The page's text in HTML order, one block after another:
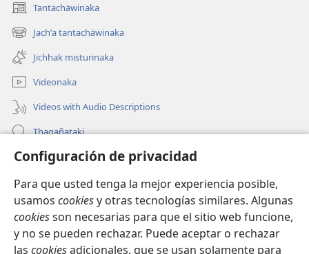
Configuración de privacidad
Para que usted tenga la mejor experiencia posible,
usamos cookiesy otras tecnologías similares. Algunas
cookiesson necesarias para que el sitio web funcione,
y no se pueden rechazar. Puede aceptar o rechazar
las cookiesadicionales, que se usan solamente para
Tantachäwinaka
(opens
new
window)
Jachʼa tantachäwinaka
(opens
new
window)
Jichhak misturinaka
Videonaka
Videos with Audio Descriptions
Thaqañataki
Oraqpachat yatiyäwinaka
Donacionanaka
(opens
window)INTERNETANKIR BIBLIOTECA
(opens
new